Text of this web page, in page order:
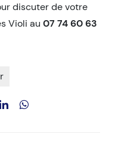
discuter de votre
Violi au 07 74 60 63